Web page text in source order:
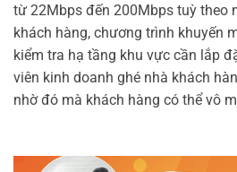
từ 22Mbps đến 200Mbps tuỳ theo
khách hàng, chương trình khuyến
kiểm tra hạ tầng khu vực cần lắp
viên kinh doanh ghé nhà khách
nhờ đó mà khách hàng có thể vô